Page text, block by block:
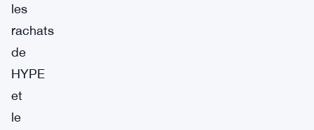
les
rachats
de
HYPE
et
le